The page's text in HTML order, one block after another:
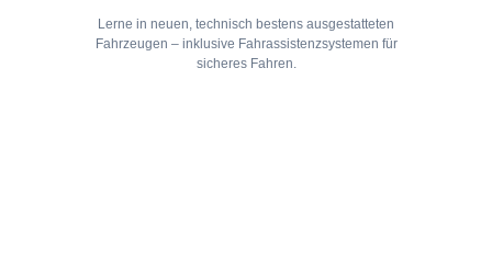
Lerne in neuen, technisch bestens ausgestatteten
Fahrzeugen – inklusive Fahrassistenzsystemen für
sicheres Fahren.